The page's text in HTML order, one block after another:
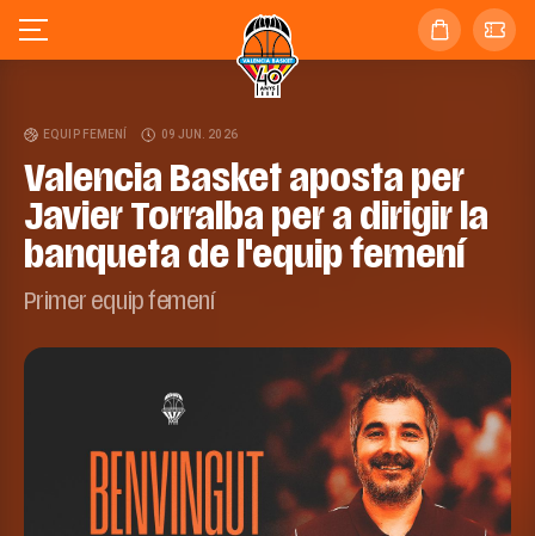
EQUIP FEMENÍ 09 JUN. 2026
Valencia Basket aposta per
Javier Torralba per a dirigir la
banqueta de l'equip femení
Primer equip femení